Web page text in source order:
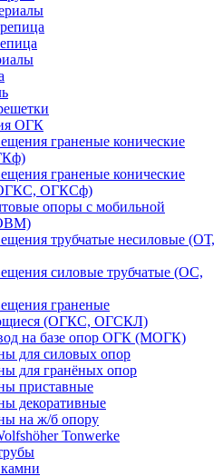
ОГК
граненые конические
граненые конические
ОГКСф)
опоры с мобильной
трубчатые несиловые (ОТ,
силовые трубчатые (ОС,
граненые
(ОГКС, ОГСКЛ)
на базе опор ОГК (МОГК)
для силовых опор
для гранёных опор
приставные
декоративные
на ж/б опору
Tonwerke